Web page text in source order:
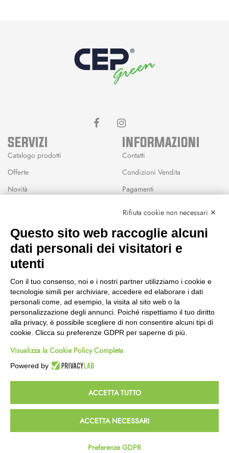
SERVIZI
Catalogo prodotti
Offerte
Novità
Wishlist
INFORMAZIONI
Contatti
Condizioni Vendita
Pagamenti
CEP GREEN
Fanano (MO)
059 8676485
349 9202419
388 8659473
info@cepgreen.com
Orario
Dal lunedì al venerdì
8:00 – 12:30 / 13:30 - 19:00
8:30 – 12:30 / 15:30 - 19:00
© 2023 Powered & Designed byPassepartout
Termini e Condizioni Privacy e Cookie Policy
Rifiuta cookie non necessari ✕
Questo sito web raccoglie alcuni
dati personali dei visitatori e
utenti
Con il tuo consenso, noi e i nostri partner utilizziamo i cookie e
tecnologie simili per archiviare, accedere ed elaborare i dati
personali come, ad esempio, la visita al sito web o la
personalizzazione degli annunci. Poiché rispettiamo il tuo diritto
alla privacy, è possibile scegliere di non consentire alcuni tipi di
cookie. Clicca su preferenze GDPR per saperne di più.
Visualizza la Cookie Policy Completa
Powered by
ACCETTA TUTTO
ACCETTA NECESSARI
Preferenze GDPR